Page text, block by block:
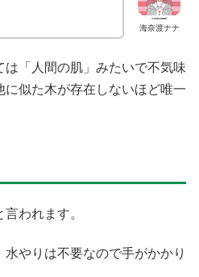
海奈渡ナナ
は「人間の肌」みたいで不気味
似た木が存在しないほど唯一
われます。
やりは不要なので手がかかり